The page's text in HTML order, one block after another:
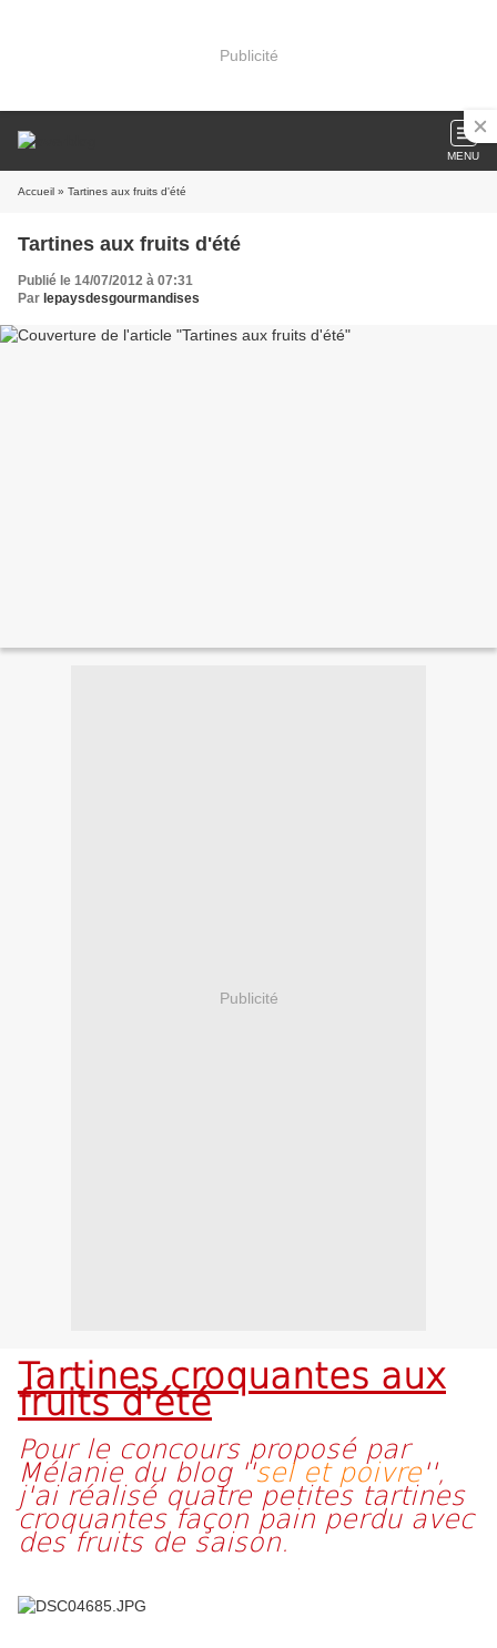
Publicité
MENU
Accueil » Tartines aux fruits d'été
Tartines aux fruits d'été
Publié le 14/07/2012 à 07:31
Par lepaysdesgourmandises
Publicité
Tartines croquantes aux
fruits d'été
Pour le concours proposé par
Mélanie du blog ''sel et poivre'',
j'ai réalisé quatre petites tartines
croquantes façon pain perdu avec
des fruits de saison.